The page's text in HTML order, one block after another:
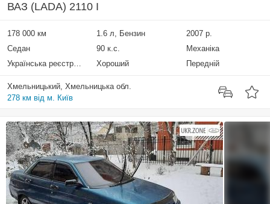
ВАЗ (LADA) 2110 I
178 000 км 1.6 л, Бензин
2007 р.
Седан
90 к.с.
Механіка
Українська реєстрація
Хороший Передній
Хмельницький, Хмельницька обл.
278 км від м. Київ